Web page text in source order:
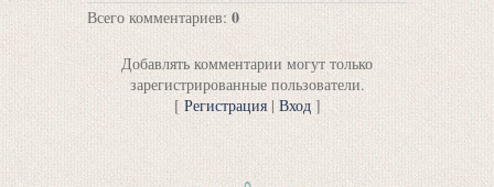
Всего комментариев:0
Добавлять комментарии могут только
зарегистрированные пользователи.
[ Регистрация| Вход]